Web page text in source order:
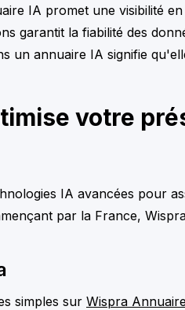
IA promet une visibilité
garantit la fiabilité des
un annuaire IA signifie
votre
IA avancées pour
par la France,
simples sur Wispra